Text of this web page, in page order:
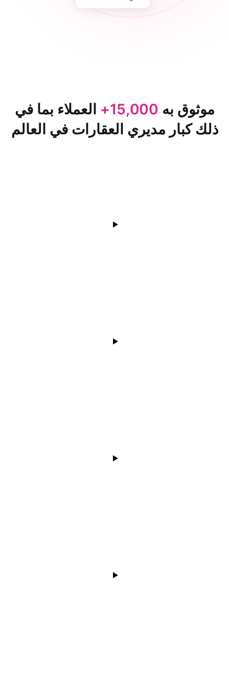
به15,000+ العملاء بما في
مديري العقارات في العالم